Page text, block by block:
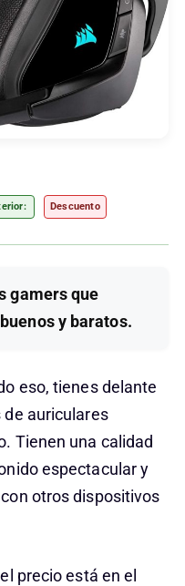
Descuento
gamers que
y baratos.
eso, tienes delante
de auriculares
Tienen una calidad
espectacular y
otros dispositivos
precio está en el